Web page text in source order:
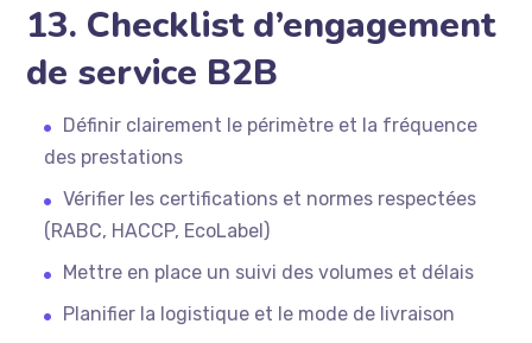
13. Checklist d’engagement
de service B2B
Définir clairement le périmètre et la fréquence
des prestations
Vérifier les certifications et normes respectées
(RABC, HACCP, EcoLabel)
Mettre en place un suivi des volumes et délais
Planifier la logistique et le mode de livraison